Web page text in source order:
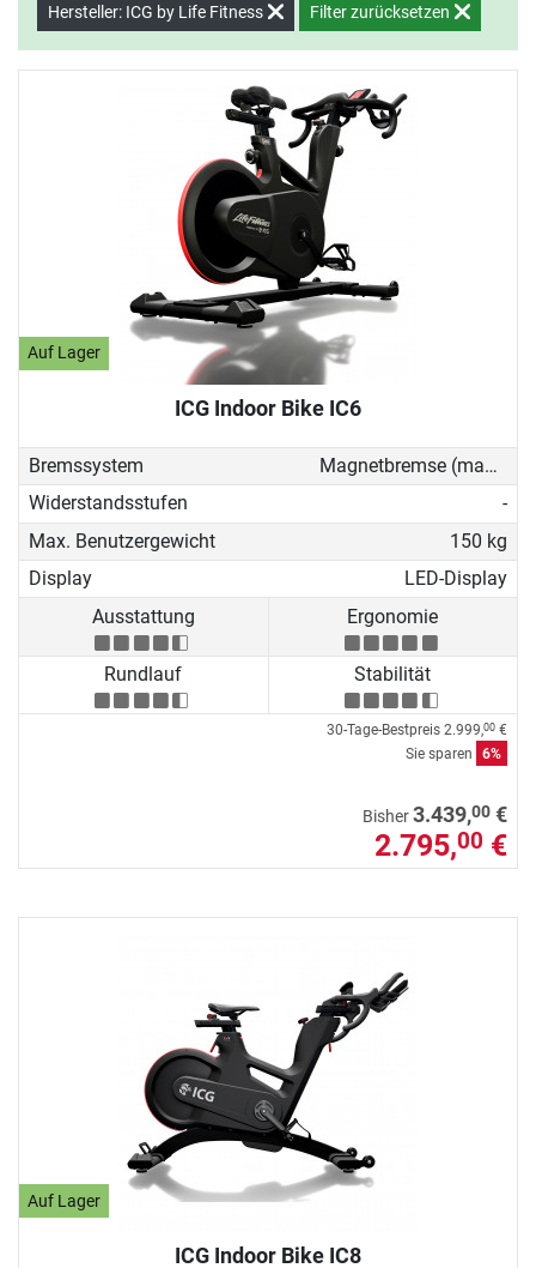
Hersteller: ICG by Life Fitness Filter zurücksetzen
Auf Lager
ICG Indoor Bike IC6
Bremssystem
Magnetbremse (manuell)
Widerstandsstufen
-
Max. Benutzergewicht
150 kg
Display
LED-Display
Ausstattung
Ergonomie
Rundlauf Stabilität
30-Tage-Bestpreis 2.999,00 €
Sie sparen
6%
Bisher3.439,00 €
2.795,00 €
Auf Lager
ICG Indoor Bike IC8